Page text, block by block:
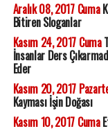
Aralık 08, 2017 Cuma
Bitiren Sloganlar
Kasım 24, 2017 Cuma
İnsanlar Ders
Eder
Kasım 20, 2017
Kayması İşin Doğası
Kasım 10, 2017 Cuma